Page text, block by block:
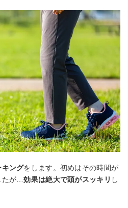
キングをします。初めはその時間が
たが…効果は絶大で頭がスッキリ し